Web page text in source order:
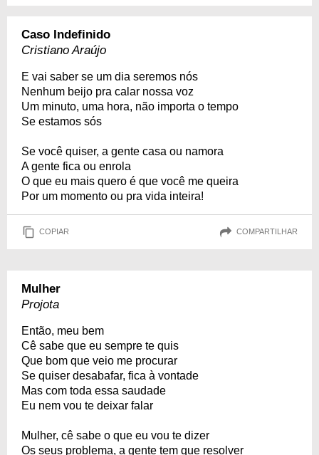
Caso Indefinido
Cristiano Araújo
E vai saber se um dia seremos nós
Nenhum beijo pra calar nossa voz
Um minuto, uma hora, não importa o tempo
Se estamos sós
Se você quiser, a gente casa ou namora
A gente fica ou enrola
O que eu mais quero é que você me queira
Por um momento ou pra vida inteira!
COPIAR COMPARTILHAR
Mulher
Projota
Então, meu bem
Cê sabe que eu sempre te quis
Que bom que veio me procurar
Se quiser desabafar, fica à vontade
Mas com toda essa saudade
Eu nem vou te deixar falar
Mulher, cê sabe o que eu vou te dizer
Os seus problema, a gente tem que resolver